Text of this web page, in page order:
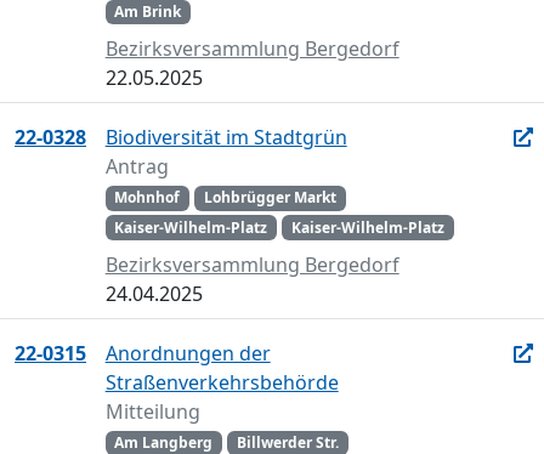
Am Brink
Bezirksversammlung Bergedorf
22.05.2025
22-0328
Biodiversität im Stadtgrün
Antrag
Mohnhof
Lohbrügger Markt
Kaiser-Wilhelm-Platz
Kaiser-Wilhelm-Platz
Bezirksversammlung Bergedorf
24.04.2025
22-0315
Anordnungen der
Straßenverkehrsbehörde
Mitteilung
Am Langberg
Billwerder Str.